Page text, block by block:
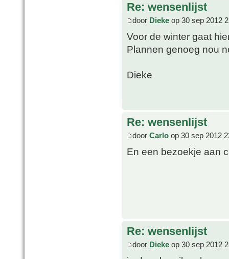
Re: wensenlijst
door Dieke op 30 sep 2012
Voor de winter gaat
Plannen genoeg nou
Dieke
Re: wensenlijst
door Carlo op 30 sep 2012
En een bezoekje aan
Re: wensenlijst
door Dieke op 30 sep 2012